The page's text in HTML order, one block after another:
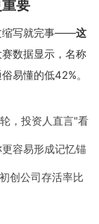
要
缩写就完事——这
数据显示，名称
易懂的低42%。
，投资人直言"看
容易形成记忆锚
创公司存活率比